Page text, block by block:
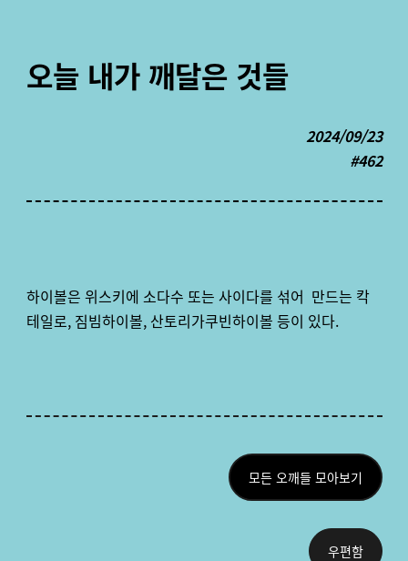
오늘 내가 깨달은 것들
2024/09/23
#462
하이볼은 위스키에 소다수 또는 사이다를 섞어 만드는 칵
테일로, 짐빔하이볼, 산토리가쿠빈하이볼 등이 있다.
모든 오깨들 모아보기
우편함